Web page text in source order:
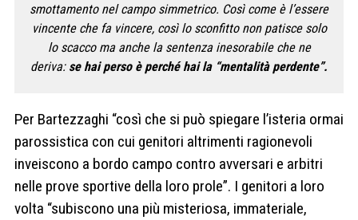
smottamento nel campo simmetrico. Così come è l’essere
vincente che fa vincere, così lo sconfitto non patisce solo
lo scacco ma anche la sentenza inesorabile che ne
deriva: se hai perso è perché hai la “mentalità perdente”.
Per Bartezzaghi “così che si può spiegare l’isteria ormai
parossistica con cui genitori altrimenti ragionevoli
inveiscono a bordo campo contro avversari e arbitri
nelle prove sportive della loro prole”. I genitori a loro
volta “subiscono una più misteriosa, immateriale,